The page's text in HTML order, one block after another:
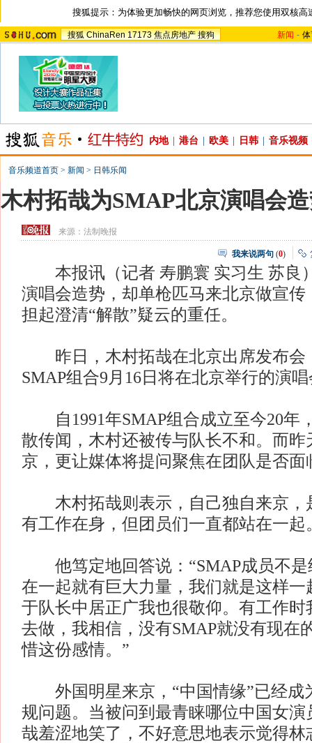
搜狐提示：为体验更加畅快的网页浏览，推荐您使用双核高
搜狐 ChinaRen 17173 焦点房地产 搜狗 新闻 -
内地 港台 欧美 日韩 音乐视频
音乐频道首页 > 新闻 > 日韩乐闻
木村拓哉为SMAP北京演唱会
来源：法制晚报
我来说两句 (0)
本报讯（记者 寿鹏寰 实习生 苏良
演唱会造势，却单枪匹马来北京做宣传
担起澄清“解散”疑云的重任。
昨日，木村拓哉在北京出席发布会
SMAP组合9月16日将在北京举行的演
自1991年SMAP组合成立至今20年
散传闻，木村还被传与队长不和。而昨
京，更让媒体将提问聚焦在团队是否面
木村拓哉则表示，自己独自来京，
有工作在身，但团员们一直都站在一起
他笃定地回答说：“SMAP成员不是
在一起就有巨大力量，我们就是这样一
于队长中居正广我也很敬仰。有工作时
去做，我相信，没有SMAP就没有现在
惜这份感情。”
外国明星来京，“中国情缘”已经成
规问题。当被问到最青睐哪位中国女演
哉羞涩地笑了，不好意思地表示觉得林